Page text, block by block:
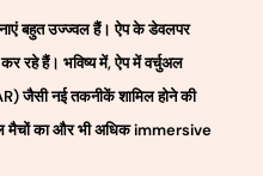
बहुत उज्ज्वल हैं। ऐप के डेवलपर
रहे हैं। भविष्य में, ऐप में वर्चुअल
जैसी नई तकनीकें शामिल होने की
मैचों का और भी अधिक immersive